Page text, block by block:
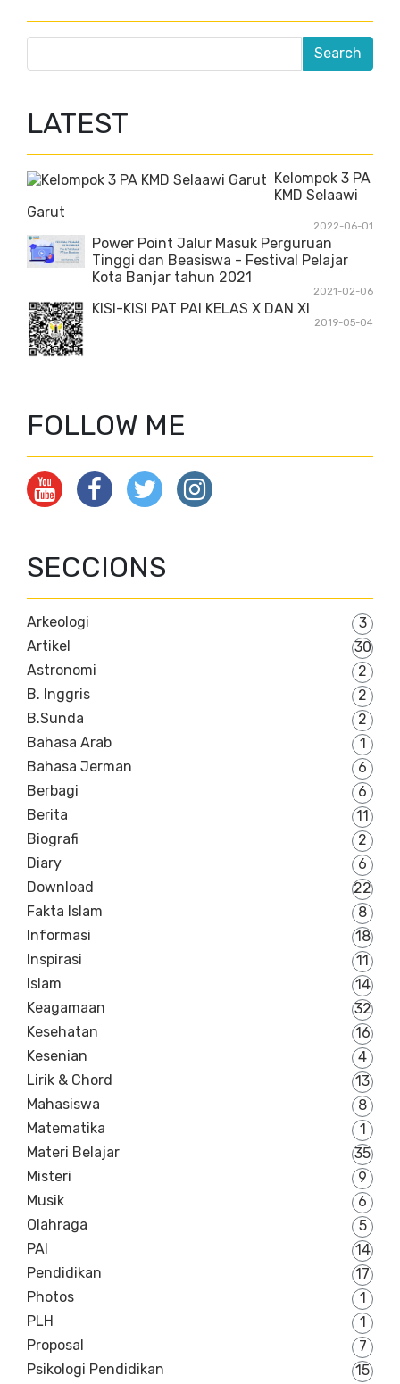
LATEST
Kelompok 3 PA
KMD Selaawi
Garut
2022-06-01
Power Point Jalur Masuk Perguruan
Tinggi dan Beasiswa - Festival Pelajar
Kota Banjar tahun 2021
2021-02-06
KISI-KISI PAT PAI KELAS X DAN XI
2019-05-04
FOLLOW ME
SECCIONS
Arkeologi
3
Artikel
30
Astronomi
2
B. Inggris
2
B.Sunda
2
Bahasa Arab
1
Bahasa Jerman
6
Berbagi
6
Berita
11
Biografi
2
Diary
6
Download
22
Fakta Islam
8
Informasi
18
Inspirasi
11
Islam
14
Keagamaan
32
Kesehatan
16
Kesenian
4
Lirik & Chord
13
Mahasiswa
8
Matematika
1
Materi Belajar
35
Misteri
9
Musik
6
Olahraga
5
PAI
14
Pendidikan
17
Photos
1
PLH
1
Proposal
7
Psikologi Pendidikan
15